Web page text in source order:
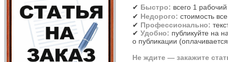
✔ Быстро: всего 1
✔ Недорого: стоимость
✔ Профессионально:
✔ Удобно: публикуйте на
о публикации
Не ждите — закажите